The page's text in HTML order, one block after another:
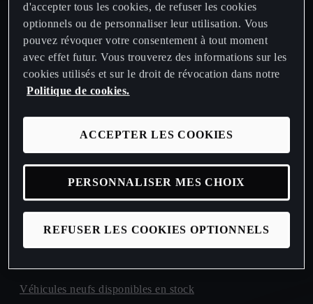
Nouvelle CUPRA Raval 2026
Demander un essai routier
Demander une offre
Configurez votre CUPRA
Véhicules neufs disponibles en stock
d'accepter tous les cookies, de refuser les cookies
optionnels ou de personnaliser leur utilisation. Vous
pouvez révoquer votre consentement à tout moment
avec effet futur. Vous trouverez des informations sur les
cookies utilisés et sur le droit de révocation dans notre
Politique de cookies.
REFUSER LES COOKIES OPTIONNELS
ACCEPTER LES COOKIES
PERSONNALISER MES CHOIX